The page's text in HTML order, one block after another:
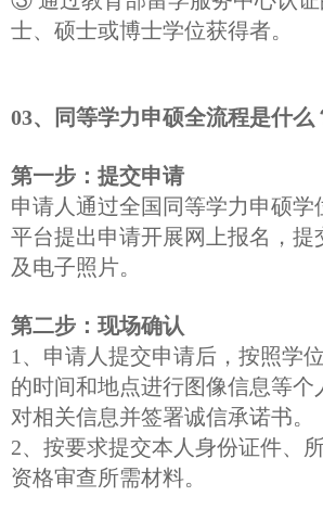
士、硕士或博士学位获得者。
03、同等学力申硕全流程是什么
第一步：提交申请
申请人通过全国同等学力申硕学
平台提出申请开展网上报名，提
及电子照片。
第二步：现场确认
1、申请人提交申请后，按照学
的时间和地点进行图像信息等个
对相关信息并签署诚信承诺
2、按要求提交本人身份证件、
资格审查所需材料。